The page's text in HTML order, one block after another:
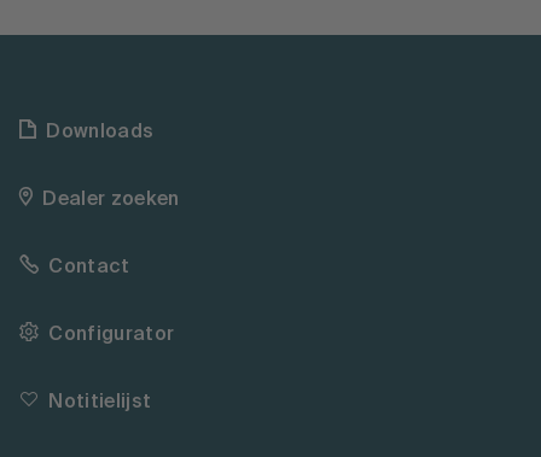
Downloads
Dealer zoeken
Contact
Configurator
Notitielijst